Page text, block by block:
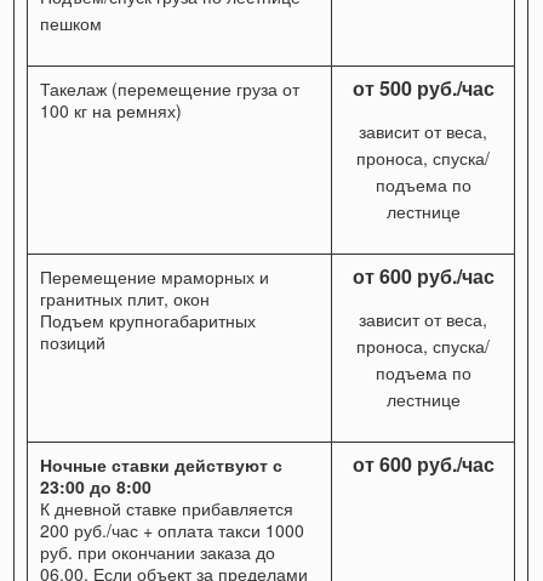
пешком
Такелаж (перемещение груза от
100 кг на ремнях)
от 500 руб./час
зависит от веса,
проноса, спуска/
подъема по
лестнице
Перемещение мраморных и
гранитных плит, окон
Подъем крупногабаритных
позиций
от 600 руб./час
зависит от веса,
проноса, спуска/
подъема по
лестнице
Ночные ставки действуют с
23:00 до 8:00
К дневной ставке прибавляется
200 руб./час + оплата такси 1000
руб. при окончании заказа до
06.00. Если объект за пределами
от 600 руб./час